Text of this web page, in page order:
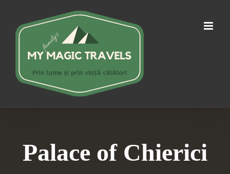
content
Palace of Chierici